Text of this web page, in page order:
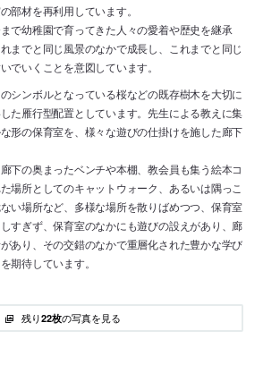
部材を再利用しています。
で幼稚園で育ってきた人々の愛着や歴史を継承
までと同じ風景のなかで成長し、これまでと同じ
でいくことを意図しています。
シンボルとなっている桜などの既存樹木を大切に
た雁行型配置としています。先生による教えに集
形の保育室を、様々な遊びの仕掛けを施した廊下
下の奥まったベンチや本棚、教会員も集う絵本コ
場所としてのキャットウォーク、あるいは隅っこ
い場所など、多様な場所を散りばめつつ、保育室
すぎず、保育室のなかにも遊びの設えがあり、廊
あり、その交錯のなかで重層化された豊かな学び
期待しています。
残り22枚の写真を見る